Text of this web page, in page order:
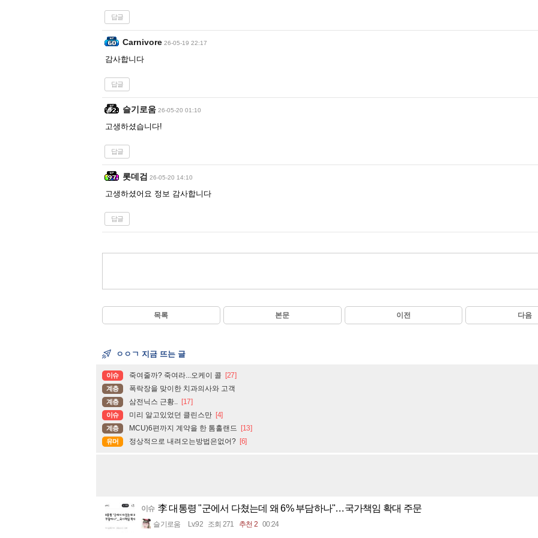
답글
Carnivore 26-05-19 22:17
감사합니다
답글
슬기로움 26-05-20 01:10
고생하셨습니다!
답글
롯데검 26-05-20 14:10
고생하셨어요 정보 감사합니다
답글
목록 본문 이전 다음
ㅇㅇㄱ 지금 뜨는 글
이슈 죽여줄까? 죽여라...오케이 콜 [27]
계층 폭락장을 맞이한 치과의사와 고객
계층 삼전닉스 근황.. [17]
이슈 미리 알고있었던 클린스만 [4]
계층 MCU)6편까지 계약을 한 톰홀랜드 [13]
유머 정상적으로 내려오는방법은없어? [6]
이슈 李 대통령 "군에서 다쳤는데 왜 6% 부담하나"…국가책임 확대 주문
슬기로움 Lv.92 조회 271 추천 2 00:24